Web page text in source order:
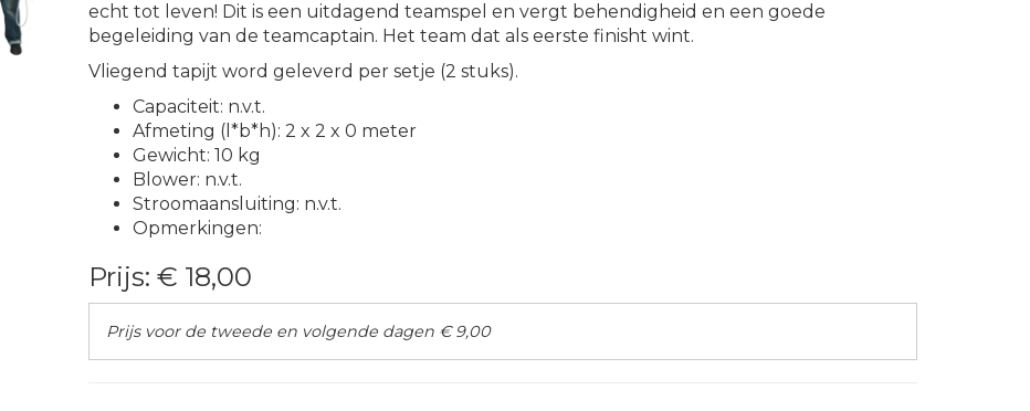
echt tot leven! Dit is een uitdagend teamspel en vergt behendigheid en een goede
begeleiding van de teamcaptain. Het team dat als eerste finisht wint.
Vliegend tapijt word geleverd per setje (2 stuks).
Capaciteit: n.v.t.
Afmeting (l*b*h): 2 x 2 x 0 meter
Gewicht: 10 kg
Blower: n.v.t.
Stroomaansluiting: n.v.t.
Opmerkingen:
Prijs: € 18,00
Prijs voor de tweede en volgende dagen € 9,00